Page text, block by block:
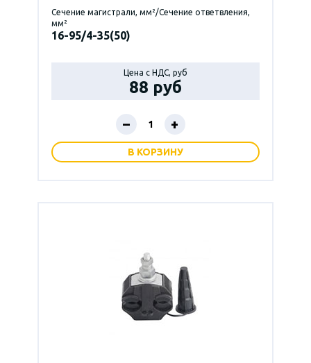
Сечение магистрали, мм²/Сечение ответвления,
мм²
16-95/4-35(50)
Цена с НДС, руб
88 руб
– +
В КОРЗИНУ